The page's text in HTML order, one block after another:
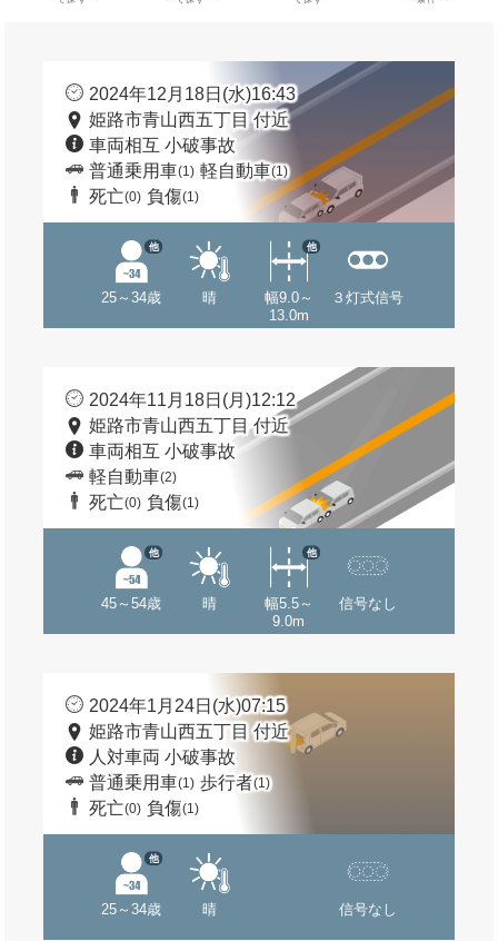
2024年12月18日(水)16:43
姫路市青山西五丁目 付近
車両相互 小破事故
普通乗用車(1) 軽自動車(1)
死亡(0) 負傷(1)
25～34歳
他
晴
幅9.0～
13.0m
他
３灯式信号
2024年11月18日(月)12:12
姫路市青山西五丁目 付近
車両相互 小破事故
軽自動車(2)
死亡(0) 負傷(1)
45～54歳
他
晴
幅5.5～
9.0m
他
信号なし
2024年1月24日(水)07:15
姫路市青山西五丁目 付近
人対車両 小破事故
普通乗用車(1) 歩行者(1)
死亡(0) 負傷(1)
25～34歳
他
晴 信号なし